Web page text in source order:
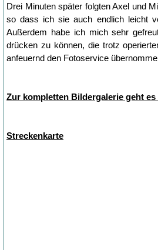
Drei Minuten später folgten Axel und
so dass ich sie auch endlich leicht
Außerdem habe ich mich sehr
drücken zu können, die trotz
anfeuernd den Fotoservice
Zur kompletten Bildergalerie geht es
Streckenkarte